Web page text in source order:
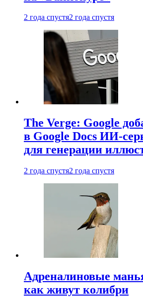
2 года спустя2 года спустя
The Verge: Google
в Google Docs ИИ-
для генерации
2 года спустя2 года спустя
Адреналиновые
как живут колибри